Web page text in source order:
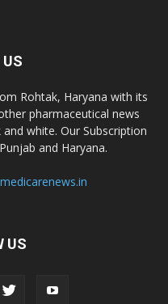
Limited
Rohtak, Haryana with its
pharmaceutical news
white. Our Subscription
and Haryana.
US